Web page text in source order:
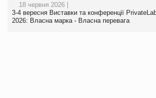
18 червня 2026 |
3-4 вересня Виставки та конференції
2026: Власна марка - Власна перевага